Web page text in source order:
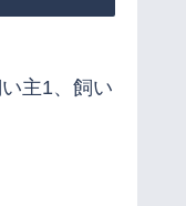
主1、飼い